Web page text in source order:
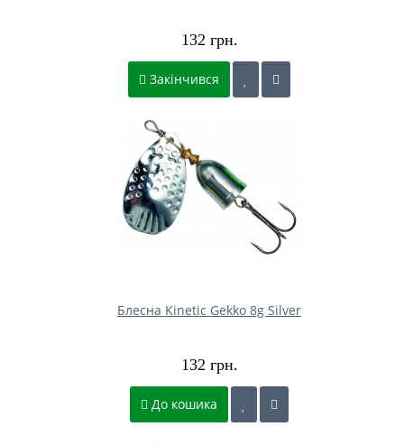
132 грн.
Закінчився
Блесна Kinetic Gekko 8g Silver
132 грн.
До кошика